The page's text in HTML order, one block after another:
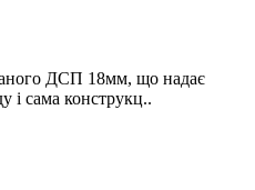
ДСП 18мм, що надає
і сама конструкц..